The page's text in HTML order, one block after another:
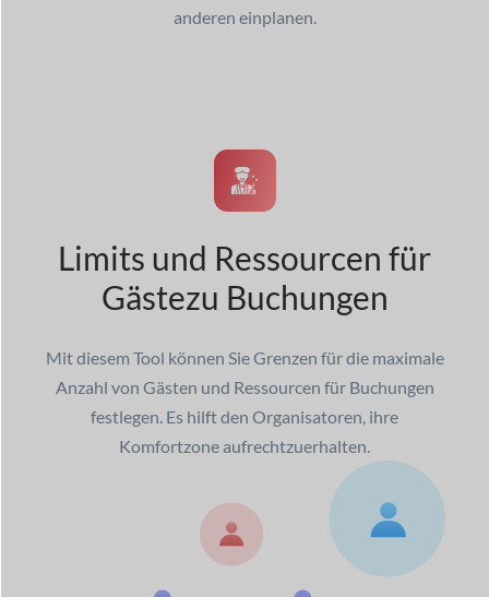
anderen einplanen.
Limits und Ressourcen für
Gästezu Buchungen
Mit diesem Tool können Sie Grenzen für die maximale
Anzahl von Gästen und Ressourcen für Buchungen
festlegen. Es hilft den Organisatoren, ihre
Komfortzone aufrechtzuerhalten.